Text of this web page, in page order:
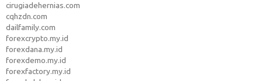
cirugiadehernias.com
cqhzdn.com
dailfamily.com
forexcrypto.my.id
forexdana.my.id
forexdemo.my.id
forexfactory.my.id